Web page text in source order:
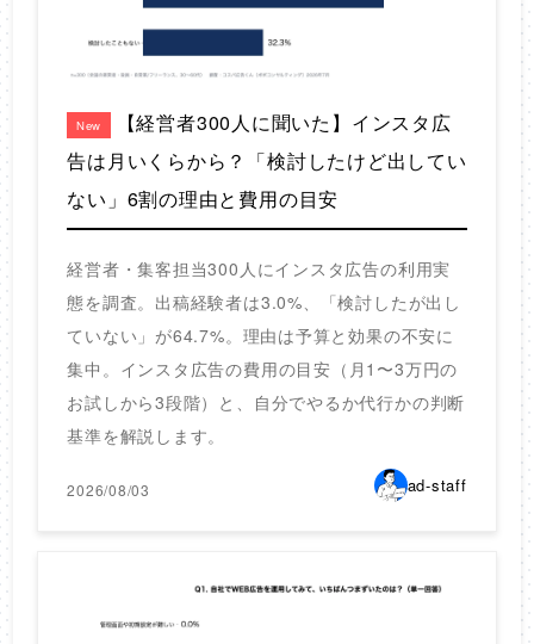
New
【経営者300人に聞いた】インスタ広
告は月いくらから？「検討したけど出してい
ない」6割の理由と費用の目安
経営者・集客担当300人にインスタ広告の利用実
態を調査。出稿経験者は3.0%、「検討したが出し
ていない」が64.7%。理由は予算と効果の不安に
集中。インスタ広告の費用の目安（月1〜3万円の
お試しから3段階）と、自分でやるか代行かの判断
基準を解説します。
2026/08/03 ad-staff